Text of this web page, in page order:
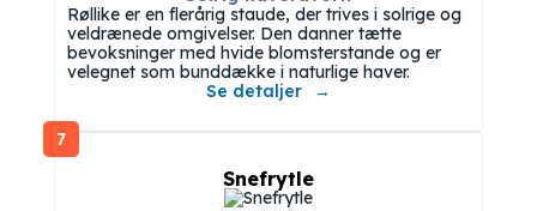
Røllike er en flerårig staude, der trives i solrige og
veldrænede omgivelser. Den danner tætte
bevoksninger med hvide blomsterstande og er
velegnet som bunddække i naturlige haver.
Se detaljer
7
Snefrytle